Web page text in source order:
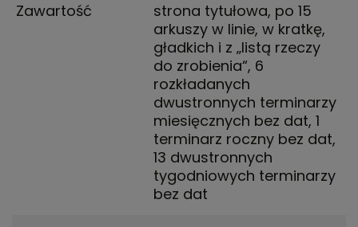
Zawartość
strona tytułowa, po 15
arkuszy w linie, w kratkę,
gładkich i z „listą rzeczy
do zrobienia“, 6
rozkładanych
dwustronnych terminarzy
miesięcznych bez dat, 1
terminarz roczny bez dat,
13 dwustronnych
tygodniowych terminarzy
bez dat